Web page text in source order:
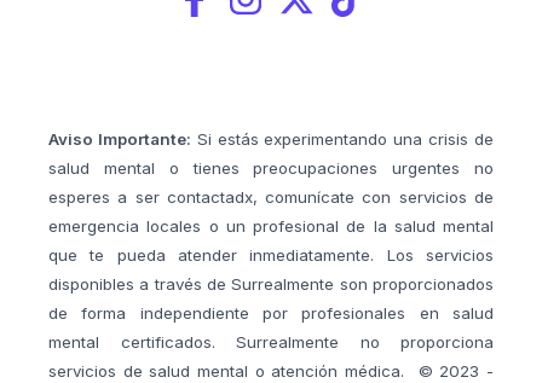
Aviso Importante: Si estás experimentando una crisis de
salud mental o tienes preocupaciones urgentes no
esperes a ser contactadx, comunícate con servicios de
emergencia locales o un profesional de la salud mental
que te pueda atender inmediatamente. Los servicios
disponibles a través de Surrealmente son proporcionados
de forma independiente por profesionales en salud
mental certificados. Surrealmente no proporciona
servicios de salud mental o atención médica. © 2023 -